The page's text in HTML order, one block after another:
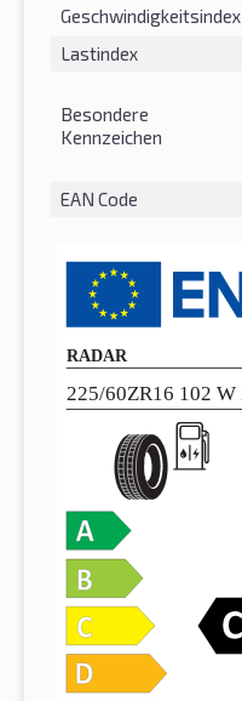
Geschwindigkeitsindex
Lastindex
Besondere
Kennzeichen
EAN Code